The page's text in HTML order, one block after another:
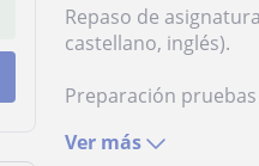
Repaso de
castellano, inglés).
Preparación
Ver más